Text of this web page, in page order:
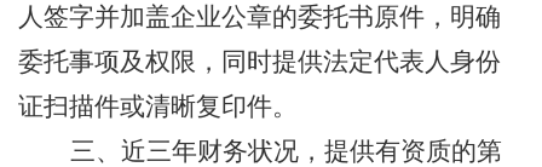
人签字并加盖企业公章的委托书原件，明确
委托事项及权限，同时提供法定代表人身份
证扫描件或清晰复印件。
三、 近三年财务状况，提供有资质的第